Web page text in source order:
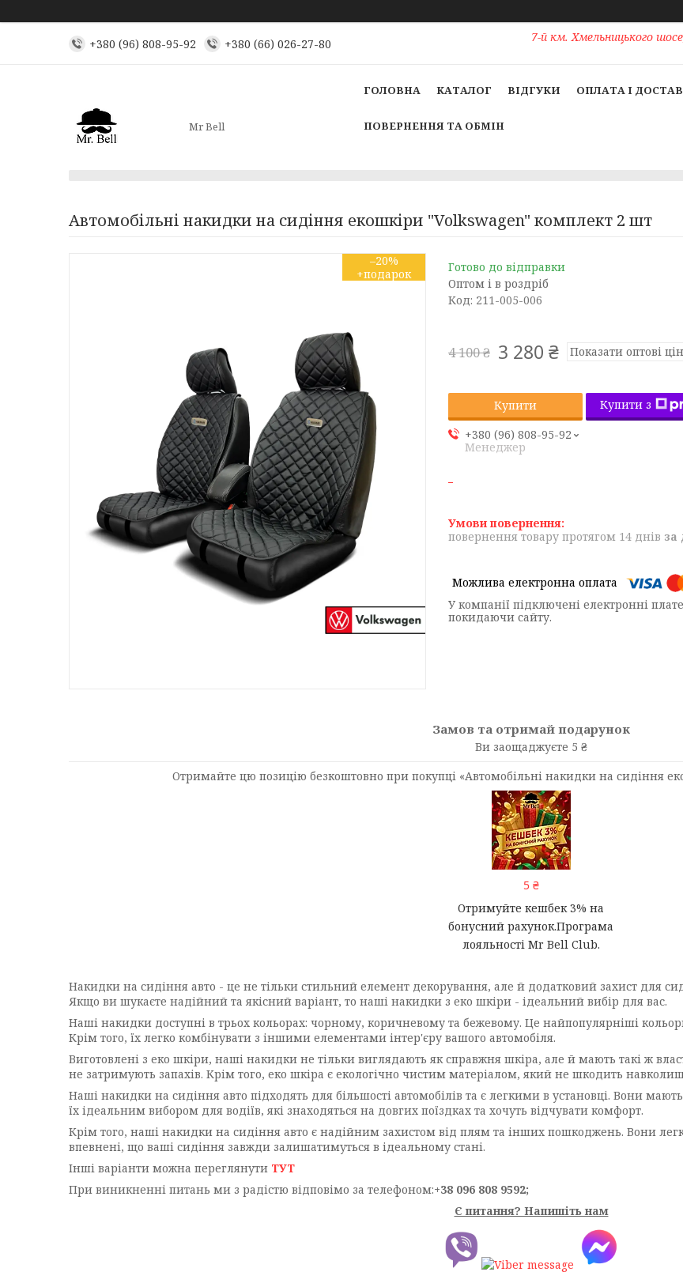
+380 (96) 808-95-92 +380 (66) 026-27-80
7-й км. Хмельницького
Mr Bell
ГОЛОВНА КАТАЛОГ ВІДГУКИ ОПЛАТА І
ПОВЕРНЕННЯ ТА ОБМІН
Автомобільні накидки на сидіння екошкіри "Volkswagen" комплект 2 шт
–20%
Готово до відправки
Оптом і в роздріб
Код: 211-005-006
4 100 ₴ 3 280 ₴ Показати оптові
Купити
Купити з
+380 (96) 808-95-92
Менеджер
повернення товару протягом 14 днів за
У компанії підключені електронні
покидаючи сайту.
Замов та отримай подарунок
Ви заощаджуєте 5 ₴
Отримайте цю позицію безкоштовно при покупці «Автомобільні накидки на сидіння
5 ₴
Отримуйте кешбек 3% на
бонусний рахунок.Програма
лояльності Mr Bell Club.
Накидки на сидіння авто - це не тільки стильний елемент декорування, але й додатковий захист для
Якщо ви шукаєте надійний та якісний варіант, то наші накидки з еко шкіри - ідеальний вибір для вас.
Наші накидки доступні в трьох кольорах: чорному, коричневому та бежевому. Це найпопулярніші
Крім того, їх легко комбінувати з іншими елементами інтер'єру вашого автомобіля.
Виготовлені з еко шкіри, наші накидки не тільки виглядають як справжня шкіра, але й мають такі ж
не затримують запахів. Крім того, еко шкіра є екологічно чистим матеріалом, який не шкодить
Наші накидки на сидіння авто підходять для більшості автомобілів та є легкими в установці. Вони
їх ідеальним вибором для водіїв, які знаходяться на довгих поїздках та хочуть відчувати комфорт.
Крім того, наші накидки на сидіння авто є надійним захистом від плям та інших пошкоджень. Вони
впевнені, що ваші сидіння завжди залишатимуться в ідеальному стані.
Інші варіанти можна переглянути ТУТ
При виникненні питань ми з радістю відповімо за телефоном:+38 096 808 9592;
Є питання? Напишіть нам